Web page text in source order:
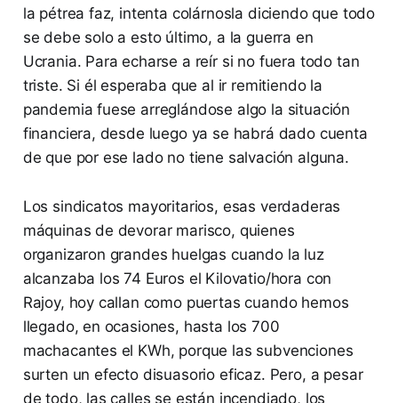
la pétrea faz, intenta colárnosla diciendo que todo
se debe solo a esto último, a la guerra en
Ucrania. Para echarse a reír si no fuera todo tan
triste. Si él esperaba que al ir remitiendo la
pandemia fuese arreglándose algo la situación
financiera, desde luego ya se habrá dado cuenta
de que por ese lado no tiene salvación alguna.
Los sindicatos mayoritarios, esas verdaderas
máquinas de devorar marisco, quienes
organizaron grandes huelgas cuando la luz
alcanzaba los 74 Euros el Kilovatio/hora con
Rajoy, hoy callan como puertas cuando hemos
llegado, en ocasiones, hasta los 700
machacantes el KWh, porque las subvenciones
surten un efecto disuasorio eficaz. Pero, a pesar
de todo, las calles se están incendiado, los